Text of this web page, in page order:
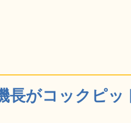
長がコックピ